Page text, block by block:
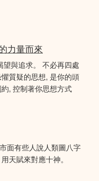
力量而來
與追求。 不必再四處
質疑的思想, 是你的頭
, 控制著你思想方式
面有些人說人類圖八字
天賦來對應十神。